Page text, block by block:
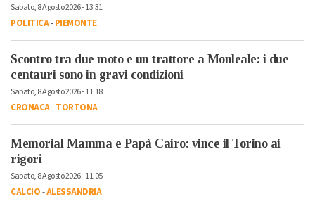
Sabato, 8 Agosto 2026 - 13:31
POLITICA-PIEMONTE
Scontro tra due moto e un trattore a Monleale: i due
centauri sono in gravi condizioni
Sabato, 8 Agosto 2026 - 11:18
CRONACA-TORTONA
Memorial Mamma e Papà Cairo: vince il Torino ai
rigori
Sabato, 8 Agosto 2026 - 11:05
CALCIO-ALESSANDRIA